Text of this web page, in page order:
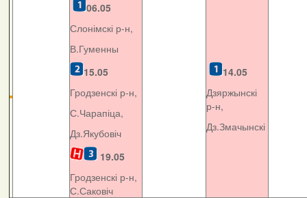
06.05
Слонімскі р-н,
В.Гуменны
15.05
Гродзенскі р-н,
С.Чарапіца,
Дз.Якубовіч
19.05
Гродзенскі р-н,
С.Саковіч
14.05
Дзяржынскі
р-н,
Дз.Змачынскі